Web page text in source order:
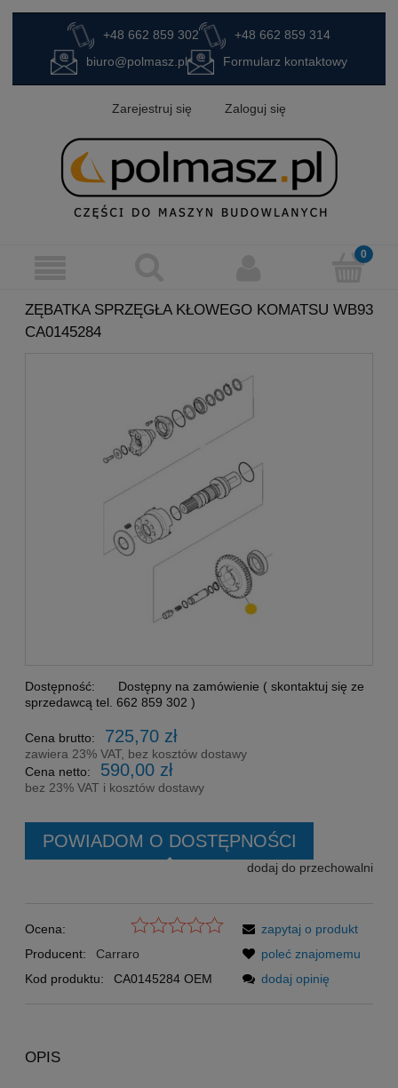
+48 662 859 302
+48 662 859 314
biuro@polmasz.pl
Formularz kontaktowy
Zarejestruj się Zaloguj się
ZĘBATKA SPRZĘGŁA KŁOWEGO KOMATSU WB93
CA0145284
Dostępność:
Dostępny na zamówienie ( skontaktuj się ze
sprzedawcą tel. 662 859 302 )
Cena brutto: 725,70 zł
zawiera 23% VAT, bez kosztów dostawy
Cena netto:
590,00 zł
bez 23% VAT i kosztów dostawy
POWIADOM O DOSTĘPNOŚCI
dodaj do przechowalni
Ocena:
Producent:
Carraro
Kod produktu:
CA0145284 OEM
zapytaj o produkt
poleć znajomemu
dodaj opinię
OPIS